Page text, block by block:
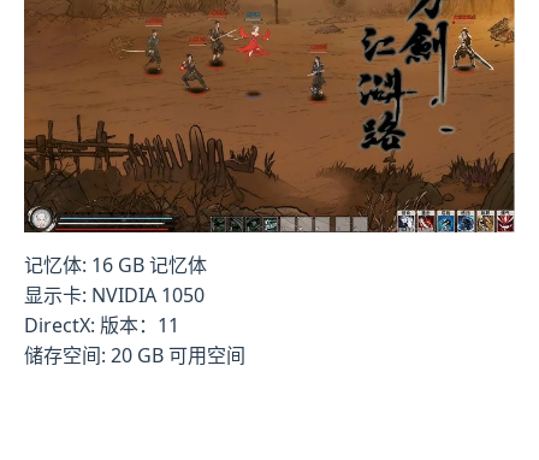
记忆体: 16 GB 记忆体
显示卡: NVIDIA 1050
DirectX: 版本：11
储存空间: 20 GB 可用空间